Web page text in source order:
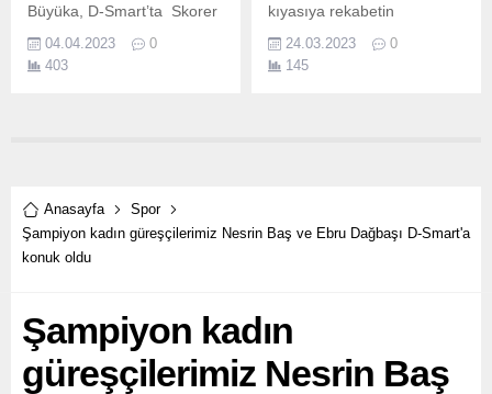
Büyüka, D-Smart’ta Skorer
Aşkın’ın sorularını
yanıtladı.
04.04.2023
0
403
kıyasıya rekabetin
karşılaşmalarının
heyecanını kullanıcılarıyla
24.03.2023
0
145
Anasayfa
Spor
Şampiyon kadın güreşçilerimiz Nesrin Baş ve Ebru Dağbaşı D-Smart'a
konuk oldu
Şampiyon kadın
güreşçilerimiz Nesrin Baş